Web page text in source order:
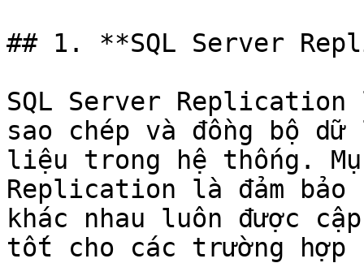
## 1. **SQL Server
SQL Server
sao chép và đồng bộ
liệu trong hệ thống.
Replication là đảm
khác nhau luôn được
tốt cho các trường hợp